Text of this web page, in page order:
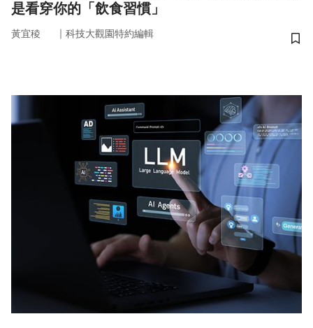
是看穿你的「飲食習慣」
黃宜稜 ｜ 科技大觀園特約編輯
儲